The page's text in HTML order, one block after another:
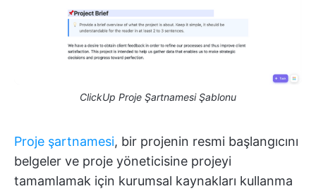
ClickUp Proje Şartnamesi Şablonu
Proje şartnamesi, bir projenin resmi başlangıcını
belgeler ve proje yöneticisine projeyi
tamamlamak için kurumsal kaynakları kullanma